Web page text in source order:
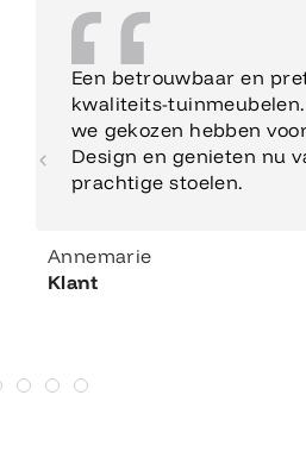
Een betrouwbaar en
kwaliteits-
we gekozen hebben
Design en genieten nu
prachtige stoelen.
Annemarie
Klant